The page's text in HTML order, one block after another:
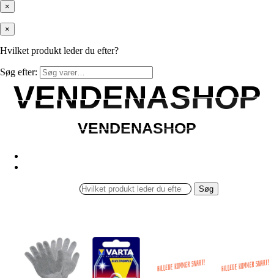
×
×
Hvilket produkt leder du efter?
Søg efter:
VENDENASHOP
VENDENASHOP
VENDENASHOP
VENDENASHOP
Søg